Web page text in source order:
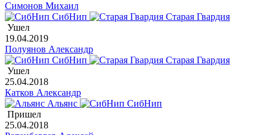
Симонов Михаил
СибНип
Старая Гвардия
Ушел
19.04.2019
Полуянов Александр
СибНип
Старая Гвардия
Ушел
25.04.2018
Катков Александр
Альянс
СибНип
Пришел
25.04.2018